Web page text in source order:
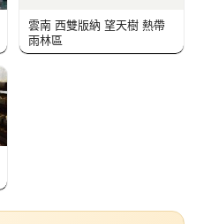
雲南 西雙版納 望天樹 熱帶
雨林區